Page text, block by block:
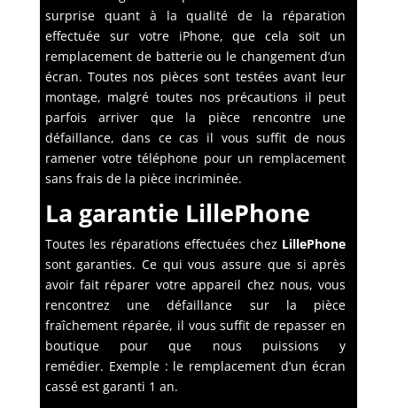
surprise quant à la qualité de la réparation
effectuée sur votre iPhone, que cela soit un
remplacement de batterie ou le changement d’un
écran. Toutes nos pièces sont testées avant leur
montage, malgré toutes nos précautions il peut
parfois arriver que la pièce rencontre une
défaillance, dans ce cas il vous suffit de nous
ramener votre téléphone pour un remplacement
sans frais de la pièce incriminée.
La garantie LillePhone
Toutes les réparations effectuées chez LillePhone
sont garanties. Ce qui vous assure que si après
avoir fait réparer votre appareil chez nous, vous
rencontrez une défaillance sur la pièce
fraîchement réparée, il vous suffit de repasser en
boutique pour que nous puissions y
remédier. Exemple : le remplacement d’un écran
cassé est garanti 1 an.